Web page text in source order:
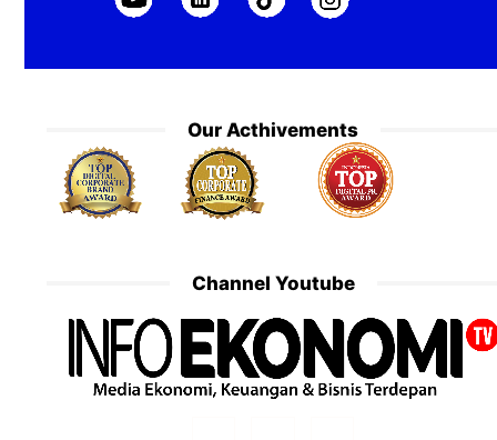
Our Acthivements
Channel Youtube